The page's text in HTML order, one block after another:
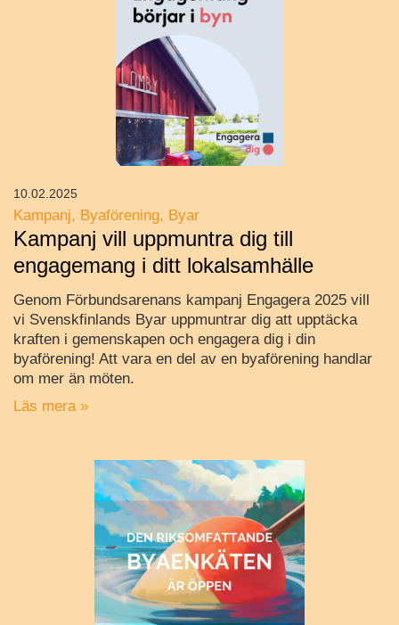
Kampanj Byaförening Byar
Kampanj vill uppmuntra dig till
engagemang i ditt lokalsamhälle
Genom Förbundsarenans kampanj Engagera 2025 vill
vi Svenskfinlands Byar uppmuntrar dig att upptäcka
kraften i gemenskapen och engagera dig i din
byaförening! Att vara en del av en byaförening handlar
om mer än möten.
Läs mera »
10.02.2025